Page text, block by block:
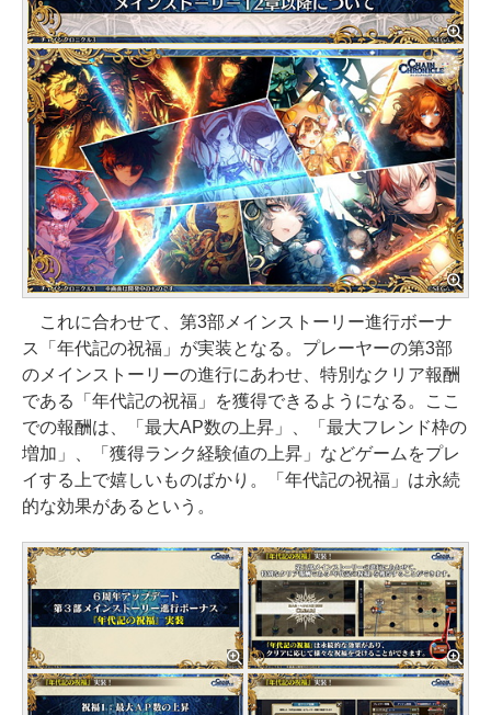
これに合わせて、第3部メインストーリー進行ボーナ
ス「年代記の祝福」が実装となる。プレーヤーの第3部
のメインストーリーの進行にあわせ、特別なクリア報酬
である「年代記の祝福」を獲得できるようになる。ここ
での報酬は、「最大AP数の上昇」、「最大フレンド枠の
増加」、「獲得ランク経験値の上昇」などゲームをプレ
イする上で嬉しいものばかり。「年代記の祝福」は永続
的な効果があるという。